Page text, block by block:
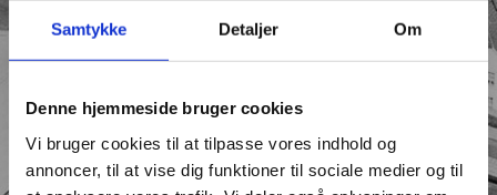
Samtykke Detaljer Om
Denne hjemmeside bruger cookies
Vi bruger cookies til at tilpasse vores indhold og
annoncer, til at vise dig funktioner til sociale medier og til